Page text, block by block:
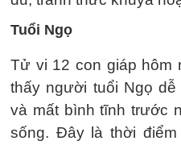
Tuổi Ngọ
Tử vi 12 con giáp hôm
thấy người tuổi Ngọ
và mất bình tĩnh trước
sống. Đây là thời